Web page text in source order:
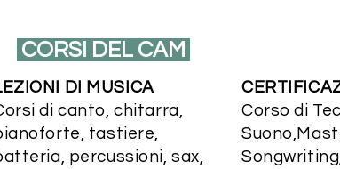
CORSI DEL CAM
DI MUSICA
di canto, chitarra,
tastiere,
percussioni, sax,
Corso di